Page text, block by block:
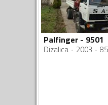
Palfinger - 9501
Dizalica 2003